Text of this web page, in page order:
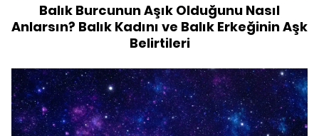
Balık Burcunun Aşık Olduğunu Nasıl
Anlarsın? Balık Kadını ve Balık Erkeğinin Aşk
Belirtileri